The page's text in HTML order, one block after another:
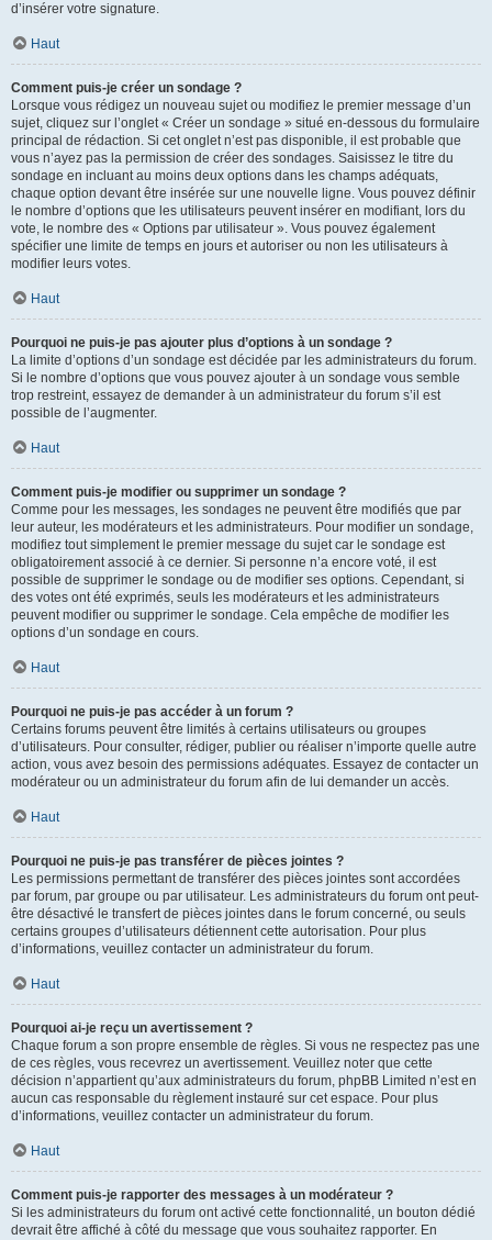
d’insérer votre signature.
Haut
Comment puis-je créer un sondage ?
Lorsque vous rédigez un nouveau sujet ou modifiez le premier message d’un
sujet, cliquez sur l’onglet « Créer un sondage » situé en-dessous du formulaire
principal de rédaction. Si cet onglet n’est pas disponible, il est probable que
vous n’ayez pas la permission de créer des sondages. Saisissez le titre du
sondage en incluant au moins deux options dans les champs adéquats,
chaque option devant être insérée sur une nouvelle ligne. Vous pouvez définir
le nombre d’options que les utilisateurs peuvent insérer en modifiant, lors du
vote, le nombre des « Options par utilisateur ». Vous pouvez également
spécifier une limite de temps en jours et autoriser ou non les utilisateurs à
modifier leurs votes.
Haut
Pourquoi ne puis-je pas ajouter plus d’options à un sondage ?
La limite d’options d’un sondage est décidée par les administrateurs du forum.
Si le nombre d’options que vous pouvez ajouter à un sondage vous semble
trop restreint, essayez de demander à un administrateur du forum s’il est
possible de l’augmenter.
Haut
Comment puis-je modifier ou supprimer un sondage ?
Comme pour les messages, les sondages ne peuvent être modifiés que par
leur auteur, les modérateurs et les administrateurs. Pour modifier un sondage,
modifiez tout simplement le premier message du sujet car le sondage est
obligatoirement associé à ce dernier. Si personne n’a encore voté, il est
possible de supprimer le sondage ou de modifier ses options. Cependant, si
des votes ont été exprimés, seuls les modérateurs et les administrateurs
peuvent modifier ou supprimer le sondage. Cela empêche de modifier les
options d’un sondage en cours.
Haut
Pourquoi ne puis-je pas accéder à un forum ?
Certains forums peuvent être limités à certains utilisateurs ou groupes
d’utilisateurs. Pour consulter, rédiger, publier ou réaliser n’importe quelle autre
action, vous avez besoin des permissions adéquates. Essayez de contacter un
modérateur ou un administrateur du forum afin de lui demander un accès.
Haut
Pourquoi ne puis-je pas transférer de pièces jointes ?
Les permissions permettant de transférer des pièces jointes sont accordées
par forum, par groupe ou par utilisateur. Les administrateurs du forum ont peut-
être désactivé le transfert de pièces jointes dans le forum concerné, ou seuls
certains groupes d’utilisateurs détiennent cette autorisation. Pour plus
d’informations, veuillez contacter un administrateur du forum.
Haut
Pourquoi ai-je reçu un avertissement ?
Chaque forum a son propre ensemble de règles. Si vous ne respectez pas une
de ces règles, vous recevrez un avertissement. Veuillez noter que cette
décision n’appartient qu’aux administrateurs du forum, phpBB Limited n’est en
aucun cas responsable du règlement instauré sur cet espace. Pour plus
d’informations, veuillez contacter un administrateur du forum.
Haut
Comment puis-je rapporter des messages à un modérateur ?
Si les administrateurs du forum ont activé cette fonctionnalité, un bouton dédié
devrait être affiché à côté du message que vous souhaitez rapporter. En